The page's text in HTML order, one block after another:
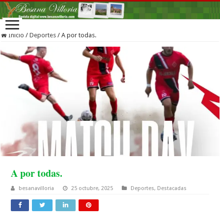
Inicio / Deportes / A por todas.
A por todas.
besanavilloria 25 octubre, 2025 Deportes, Destacadas